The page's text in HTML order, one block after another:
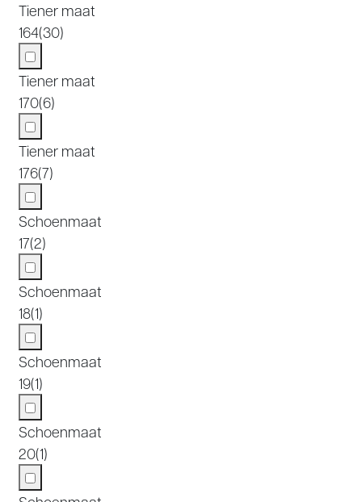
Tiener maat
164(30)
Tiener maat
170(6)
Tiener maat
176(7)
Schoenmaat
17(2)
Schoenmaat
18(1)
Schoenmaat
19(1)
Schoenmaat
20(1)